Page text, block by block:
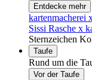
Entdecke mehr
kartenmacherei
Sissi Rasche x
Sternzeichen
Taufe
Rund um die
Vor der Taufe